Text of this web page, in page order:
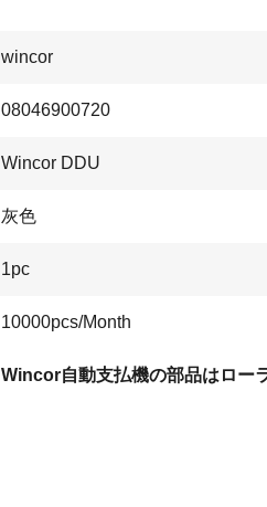
wincor
08046900720
Wincor DDU
灰色
1pc
10000pcs/Month